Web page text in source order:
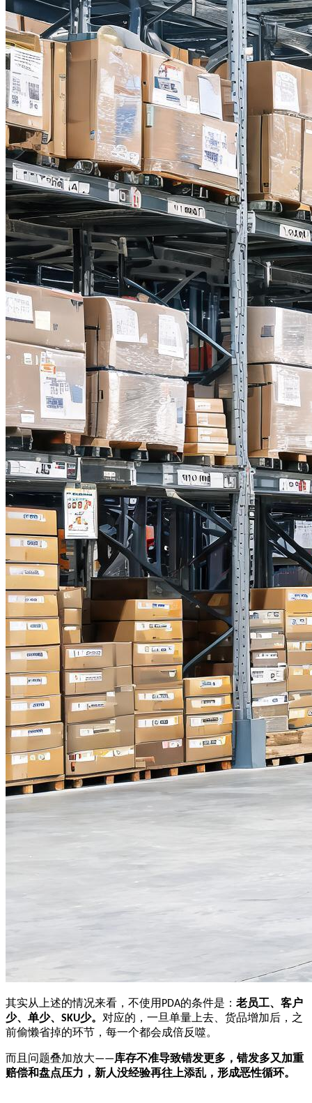
其实从上述的情况来看，不使用 PDA的条件是： 老员工、客户
少、单少、 SKU少。 对应的，一旦单量上去、货品增加后， 之
前偷懒省掉的环节，每一个都会成倍反噬。
而且问题叠加放大——库存不准导致错发更多，错发多又加重
赔偿和盘点压力 ，新人没经验再往上添乱 ， 形成恶性循环。